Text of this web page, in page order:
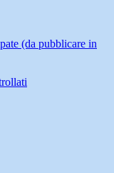
(da pubblicare in